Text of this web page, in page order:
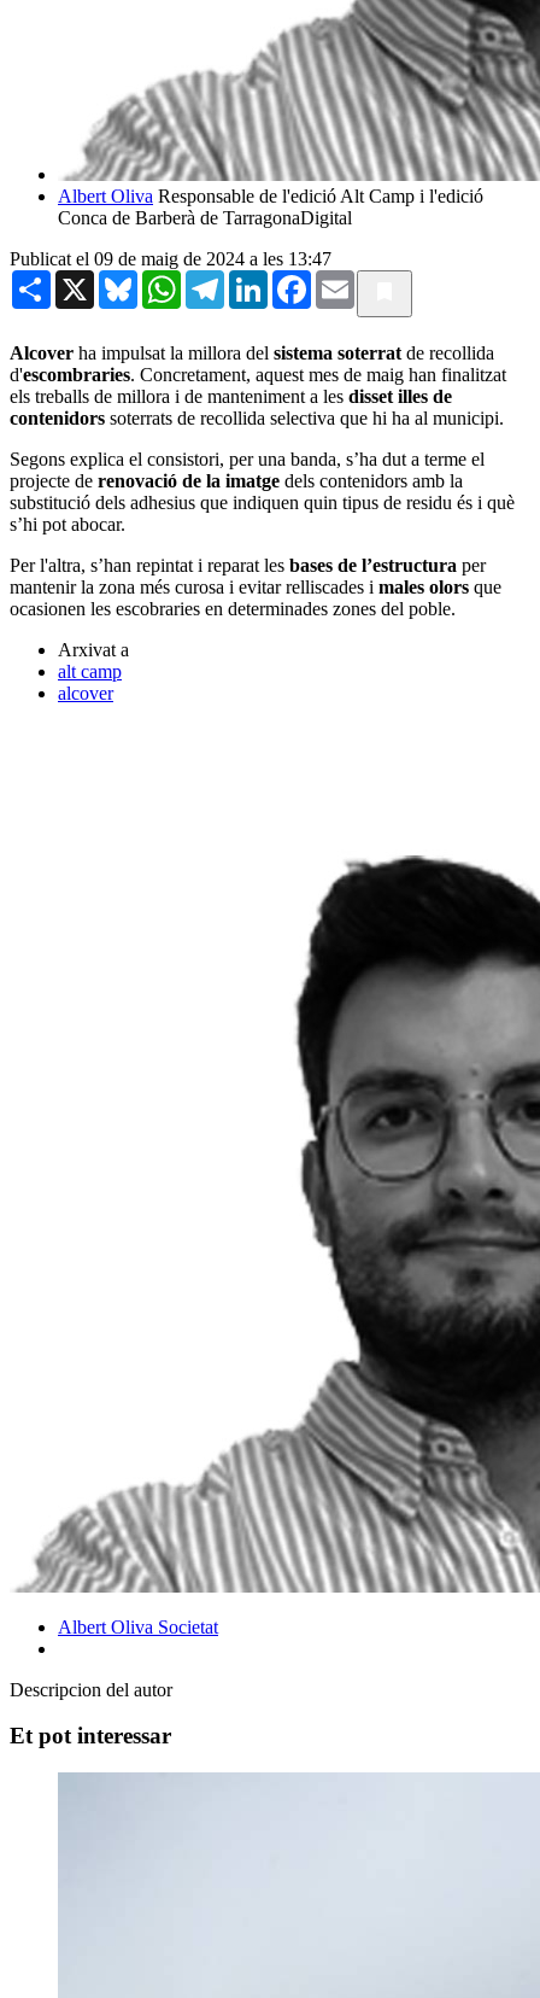
Albert Oliva Responsable de l'edició Alt Camp i l'edició
Conca de Barberà de TarragonaDigital
Publicat el 09 de maig de 2024 a les 13:47
Share X BlueskyWhatsAppTelegramLinkedInFacebook
Email
Alcover ha impulsat la millora del sistema soterrat de recollida
d'escombraries. Concretament, aquest mes de maig han finalitzat
els treballs de millora i de manteniment a les disset illes de
contenidors soterrats de recollida selectiva que hi ha al municipi.
Segons explica el consistori, per una banda, s’ha dut a terme el
projecte de renovació de la imatge dels contenidors amb la
substitució dels adhesius que indiquen quin tipus de residu és i què
s’hi pot abocar.
Per l'altra, s’han repintat i reparat les bases de l’estructura per
mantenir la zona més curosa i evitar relliscades i males olors que
ocasionen les escobraries en determinades zones del poble.
Arxivat a
alt camp
alcover
Albert Oliva Societat
Descripcion del autor
Et pot interessar